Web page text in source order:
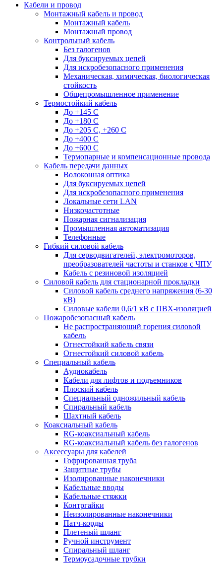
Кабели и провод
Монтажный кабель и провод
Монтажный кабель
Монтажный провод
Контрольный кабель
Без галогенов
Для буксируемых цепей
Для искробезопасного применения
Механическая, химическая, биологическая
стойкость
Общепромышленное применение
Термостойкий кабель
До +145 С
До +180 C
До +205 С, +260 С
До +400 C
До +600 С
Термопарные и компенсационные провода
Кабель передачи данных
Волоконная оптика
Для буксируемых цепей
Для искробезопасного применения
Локальные сети LAN
Низкочастотные
Пожарная сигнализация
Промышленная автоматизация
Телефонные
Гибкий силовой кабель
Для серводвигателей, электромоторов,
преобразователей частоты и станков с ЧПУ
Кабель с резиновой изоляцией
Силовой кабель для стационарной прокладки
Силовой кабель среднего напряжения (6-30
кВ)
Силовые кабели 0,6/1 кВ с ПВХ-изоляцией
Пожаробезопасный кабель
Не распространяющий горения силовой
кабель
Огнестойкий кабель связи
Огнестойкий силовой кабель
Специальный кабель
Аудиокабель
Кабели для лифтов и подъемников
Плоский кабель
Специальный одножильный кабель
Спиральный кабель
Шахтный кабель
Коаксиальный кабель
RG-коаксиальный кабель
RG-коаксиальный кабель без галогенов
Аксессуары для кабелей
Гофрированная труба
Защитные трубы
Изолированные наконечники
Кабельные вводы
Кабельные стяжки
Контргайки
Неизолированные наконечники
Патч-корды
Плетеный шланг
Ручной инструмент
Спиральный шланг
Термоусадочные трубки